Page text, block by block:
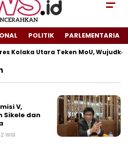
POLITIK PARLEMENTARIA
Kolaka Utara Teken MoU,
V,
Sikele dan
WIB